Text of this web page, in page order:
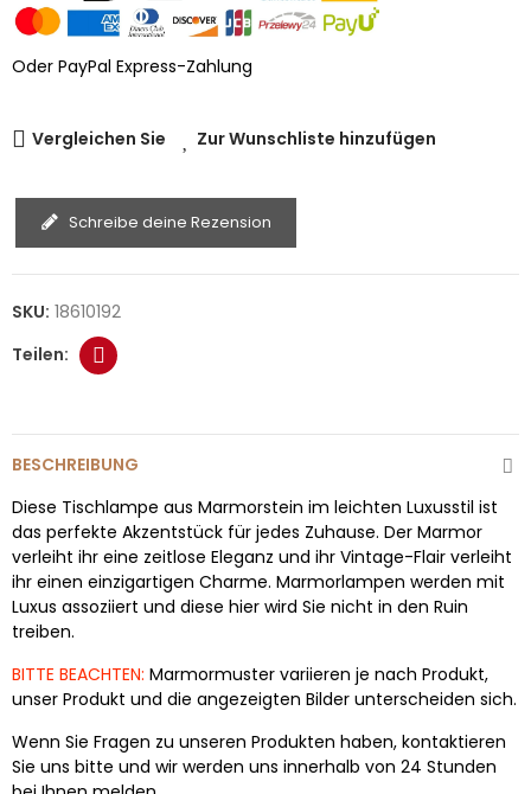
Oder PayPal Express-Zahlung
Vergleichen Sie Zur Wunschliste hinzufügen
Schreibe deine Rezension
SKU: 18610192
BESCHREIBUNG
Diese Tischlampe aus Marmorstein im leichten Luxusstil ist
das perfekte Akzentstück für jedes Zuhause. Der Marmor
verleiht ihr eine zeitlose Eleganz und ihr Vintage-Flair verleiht
ihr einen einzigartigen Charme. Marmorlampen werden mit
Luxus assoziiert und diese hier wird Sie nicht in den Ruin
treiben.
BITTE BEACHTEN: Marmormuster variieren je nach Produkt,
unser Produkt und die angezeigten Bilder unterscheiden sich.
Wenn Sie Fragen zu unseren Produkten haben, kontaktieren
Sie uns bitte und wir werden uns innerhalb von 24 Stunden